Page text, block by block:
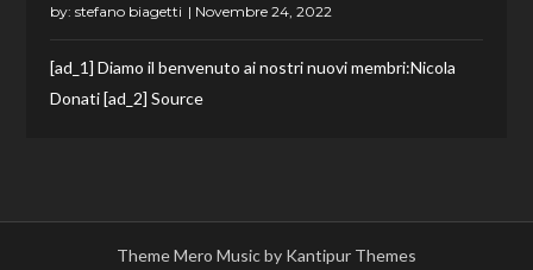
by:stefano biagetti
[ad_1] Diamo il benvenuto ai nostri nuovi membri:Nicola
Donati [ad_2] Source
Theme Mero Music by Kantipur Themes